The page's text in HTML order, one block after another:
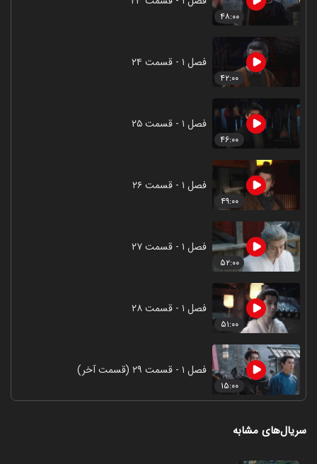
۴۸:۰۰
۴۲:۰۰
فصل ۱ - قسمت ۲۴
۴۶:۰۰
فصل ۱ - قسمت ۲۵
۴۹:۰۰
فصل ۱ - قسمت ۲۶
۵۲:۰۰
فصل ۱ - قسمت ۲۷
۵۱:۰۰
فصل ۱ - قسمت ۲۸
۱۵:۰۰
فصل ۱ - قسمت ۲۹ (قسمت آخر)
سریال‌های مشابه